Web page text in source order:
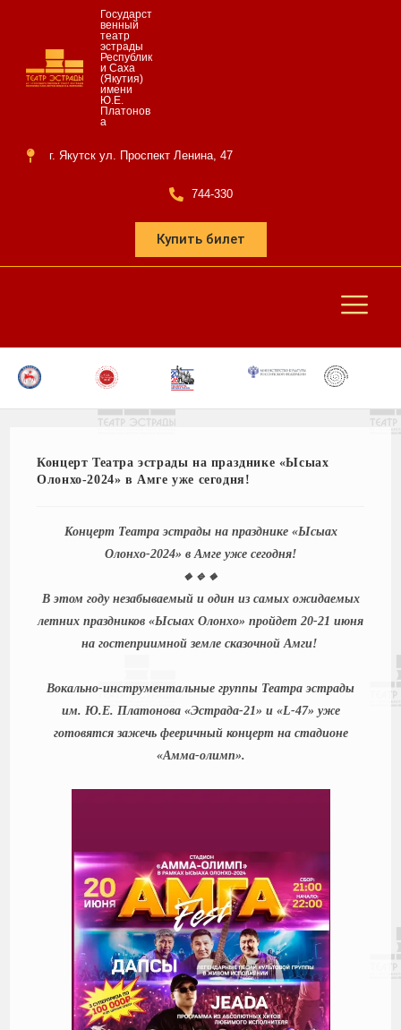
Государст
венный
театр
эстрады
Республик
и Саха
(Якутия)
имени
Ю.Е.
Платонов
а
г. Якутск ул. Проспект Ленина, 47
744-330
Купить билет
Концерт Театра эстрады на празднике «Ысыах
Олонхо-2024» в Амге уже сегодня!
Концерт Театра эстрады на празднике «Ысыах
Олонхо-2024» в Амге уже сегодня!
🔸🔹🔸
В этом году незабываемый и один из самых ожидаемых
летних праздников «Ысыах Олонхо» пройдет 20-21 июня
на гостеприимной земле сказочной Амги!
Вокально-инструментальные группы Театра эстрады
им. Ю.Е. Платонова «Эстрада-21» и «L-47» уже
готовятся зажечь фееричный концерт на стадионе
«Амма-олимп».